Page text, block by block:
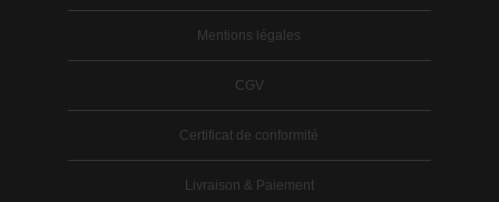
Mentions légales
CGV
Certificat de conformité
Livraison & Paiement